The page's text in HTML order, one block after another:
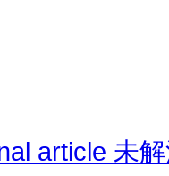
article 未